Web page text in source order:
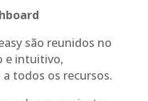
são reunidos no
e intuitivo,
todos os recursos.